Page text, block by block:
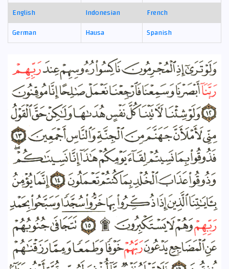
English
Indonesian
French
German
Hausa Spanish